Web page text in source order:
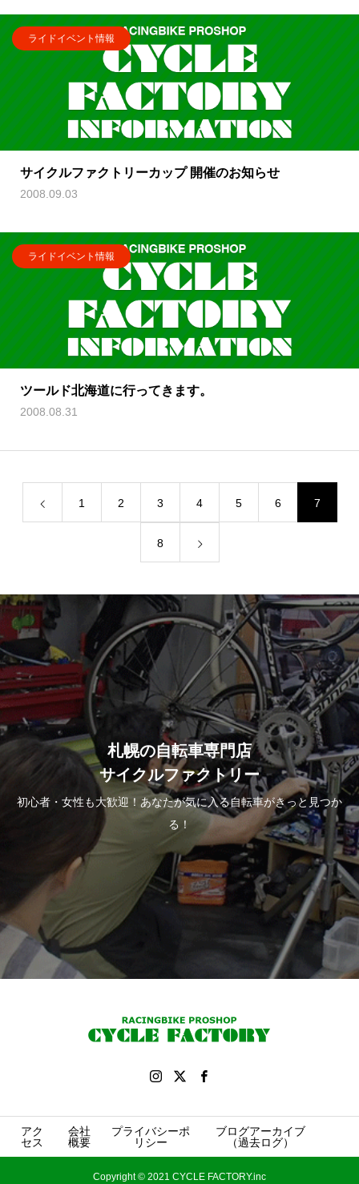
ライドイベント情報
サイクルファクトリーカップ 開催のお知らせ
2008.09.03
ライドイベント情報
ツールド北海道に行ってきます。
2008.08.31
1 2 3 4 5 6 7
8
札幌の自転車専門店
サイクルファクトリー
初心者・女性も大歓迎！あなたが気に入る自転車がきっと見つか
る！
アク
セス
会社
概要
プライバシーポ
リシー
ブログアーカイブ
（過去ログ）
Copyright © 2021 CYCLE FACTORY.inc